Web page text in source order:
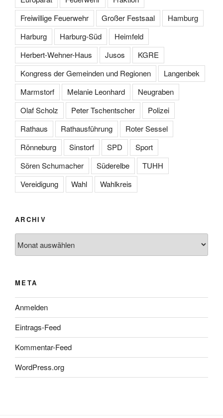
Freiwillige Feuerwehr
Großer Festsaal
Hamburg
Harburg
Harburg-Süd
Heimfeld
Herbert-Wehner-Haus
Jusos
KGRE
Kongress der Gemeinden und Regionen
Langenbek
Marmstorf
Melanie Leonhard
Neugraben
Olaf Scholz
Peter Tschentscher
Polizei
Rathaus
Rathausführung
Roter Sessel
Rönneburg
Sinstorf SPD
Sport
Sören Schumacher
Süderelbe
TUHH
Vereidigung
Wahl Wahlkreis
ARCHIV
META
Anmelden
Eintrags-Feed
Kommentar-Feed
WordPress.org